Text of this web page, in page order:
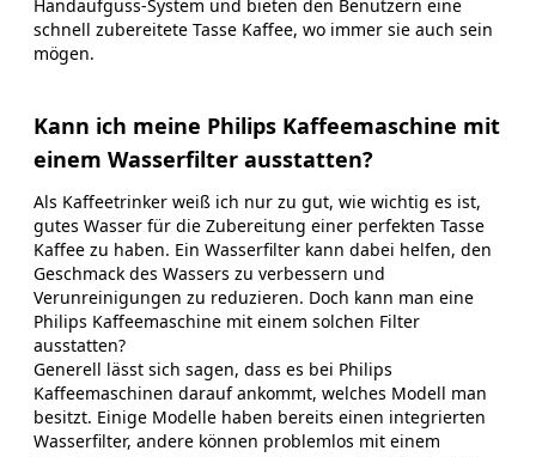
Handaufguss-System und bieten den Benutzern eine
schnell zubereitete Tasse Kaffee, wo immer sie auch sein
mögen.
Kann ich meine Philips Kaffeemaschine mit
einem Wasserfilter ausstatten?
Als Kaffeetrinker weiß ich nur zu gut, wie wichtig es ist,
gutes Wasser für die Zubereitung einer perfekten Tasse
Kaffee zu haben. Ein Wasserfilter kann dabei helfen, den
Geschmack des Wassers zu verbessern und
Verunreinigungen zu reduzieren. Doch kann man eine
Philips Kaffeemaschine mit einem solchen Filter
ausstatten?
Generell lässt sich sagen, dass es bei Philips
Kaffeemaschinen darauf ankommt, welches Modell man
besitzt. Einige Modelle haben bereits einen integrierten
Wasserfilter, andere können problemlos mit einem